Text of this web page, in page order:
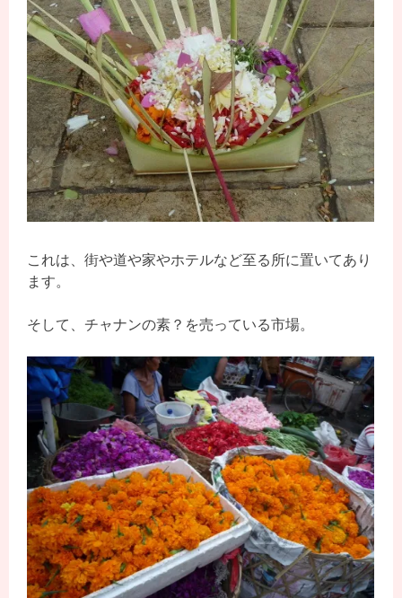
これは、街や道や家やホテルなど至る所に置いてあり
ます。
そして、チャナンの素？を売っている市場。